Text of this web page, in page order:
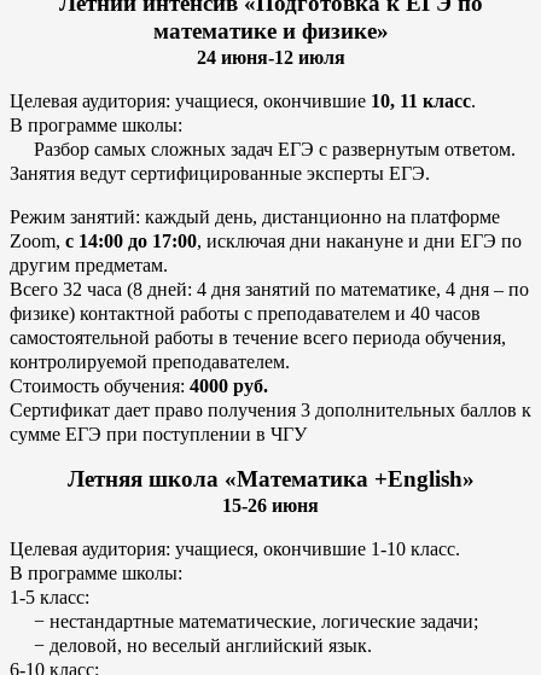
математике и физике»
24 июня-12 июля
Целевая аудитория: учащиеся, окончившие 10, 11 класс.
В программе школы:
Разбор самых сложных задач ЕГЭ с развернутым ответом.
Занятия ведут сертифицированные эксперты ЕГЭ.
Режим занятий: каждый день, дистанционно на платформе
Zoom, с 14:00 до 17:00, исключая дни накануне и дни ЕГЭ по
другим предметам.
Всего 32 часа (8 дней: 4 дня занятий по математике, 4 дня – по
физике) контактной работы с преподавателем и 40 часов
самостоятельной работы в течение всего периода обучения,
контролируемой преподавателем.
Стоимость обучения: 4000 руб.
Сертификат дает право получения 3 дополнительных баллов к
сумме ЕГЭ при поступлении в ЧГУ
Летняя школа «Математика +English»
15-26 июня
Целевая аудитория: учащиеся, окончившие 1-10 класс.
В программе школы:
1-5 класс:
− нестандартные математические, логические задачи;
− деловой, но веселый английский язык.
6-10 класс: